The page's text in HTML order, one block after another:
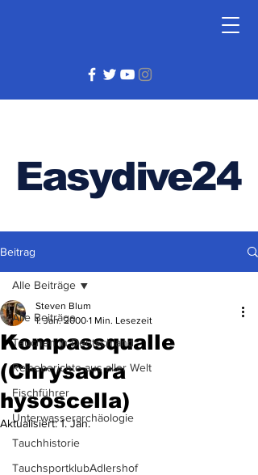
Easydive24
Beitrag
Alle Beiträge
Tauchen in Deutschland
Reiseberichte aus aller Welt
Fischführer
Unterwasserarchäologie
Tauchhistorie
TauchsportklubAdlershof
Alle Beiträge
Kompassqualle
(Chrysaora
hysoscella)
Steven Blum
1. Jan. 2000 1 Min. Lesezeit
Aktualisiert:1. Jan.